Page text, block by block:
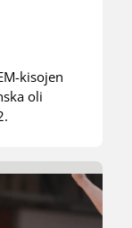
kisojen
oli